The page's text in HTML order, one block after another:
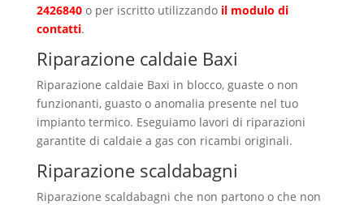
2426840o per iscritto utilizzando il modulo di
contatti.
Riparazione caldaie Baxi
Riparazione caldaie Baxi in blocco, guaste o non
funzionanti, guasto o anomalia presente nel tuo
impianto termico. Eseguiamo lavori di riparazioni
garantite di caldaie a gas con ricambi originali.
Riparazione scaldabagni
Riparazione scaldabagni che non partono o che non